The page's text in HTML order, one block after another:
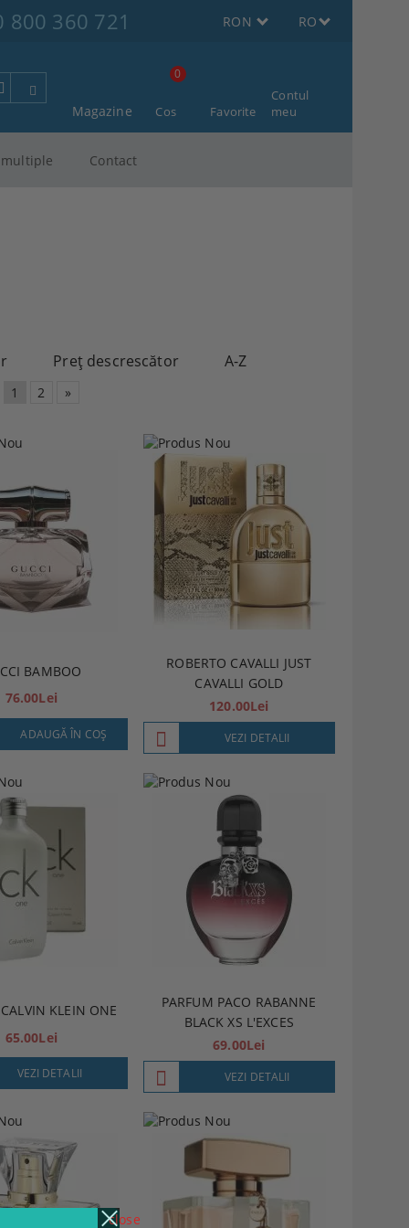
800 360 721 RON RO
Magazine Cos
0
Favorite
Contul
meu
Contact
Preţ descrescător A-Z
1 2 »
BAMBOO
76.00Lei
ADAUGĂ ÎN COŞ
ROBERTO CAVALLI JUST
CAVALLI GOLD
120.00Lei
VEZI DETALII
KLEIN ONE
65.00Lei
VEZI DETALII
PARFUM PACO RABANNE
BLACK XS L'EXCES
69.00Lei
VEZI DETALII
close